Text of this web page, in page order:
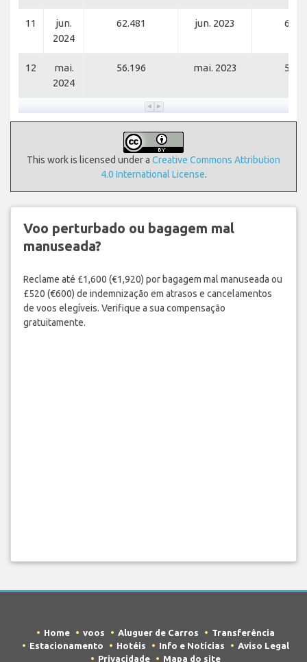
11
jun.
2024
62.481 jun. 2023
12
mai.
2024
56.196 mai. 2023
This work is licensed under a Creative Commons Attribution
4.0 International License.
Voo perturbado ou bagagem mal
manuseada?
Reclame até £1,600 (€1,920) por bagagem mal manuseada ou
£520 (€600) de indemnização em atrasos e cancelamentos
de voos elegíveis. Verifique a sua compensação
gratuitamente.
Home voos Aluguer de Carros
Transferência
Estacionamento
Hotéis Info e Notícias
Aviso Legal
Privacidade
Mapa do site